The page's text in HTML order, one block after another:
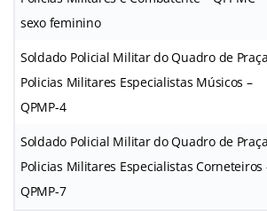
sexo feminino
Soldado Policial Militar do Quadro de
Policias Militares Especialistas Músicos –
QPMP-4
Soldado Policial Militar do Quadro de
Policias Militares Especialistas Corneteiros
QPMP-7